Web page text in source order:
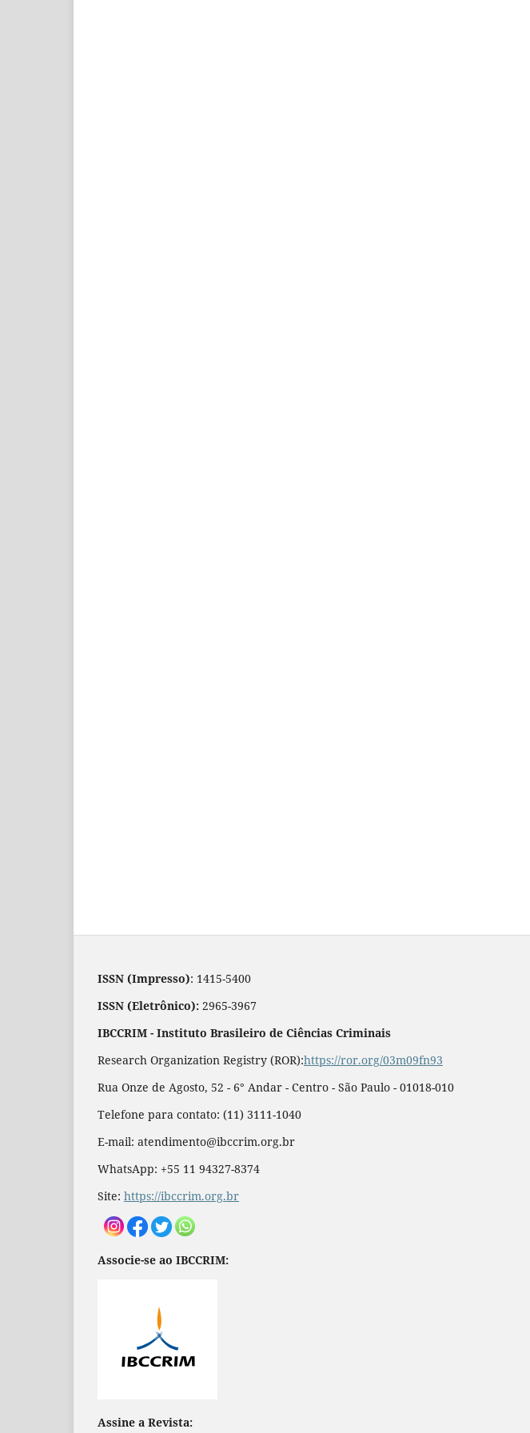
ISSN (Impresso): 1415-5400
ISSN (Eletrônico): 2965-3967
IBCCRIM - Instituto Brasileiro de Ciências Criminais
Research Organization Registry (ROR):https://ror.org/03m09fn93
Rua Onze de Agosto, 52 - 6° Andar - Centro - São Paulo - 01018-010
Telefone para contato: (11) 3111-1040
E-mail: atendimento@ibccrim.org.br
WhatsApp: +55 11 94327-8374
Site: https://ibccrim.org.br
Associe-se ao IBCCRIM:
Assine a Revista: